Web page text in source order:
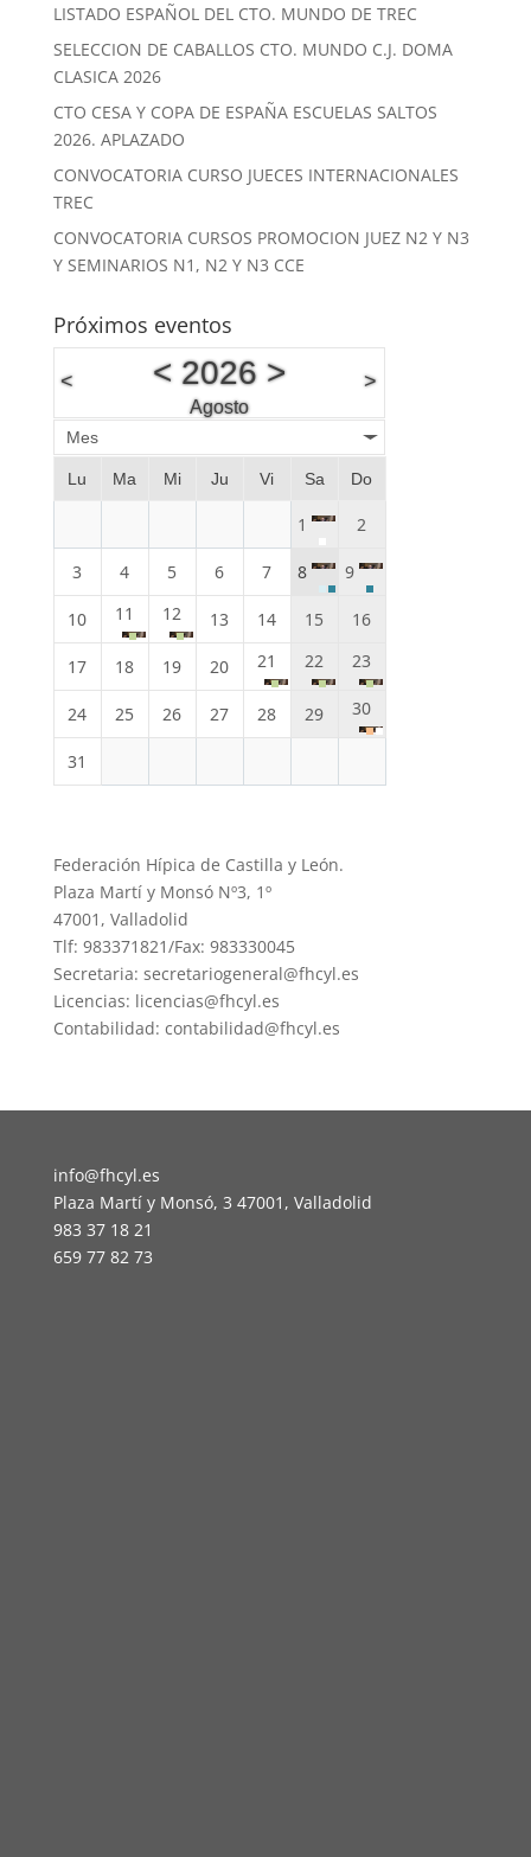
LISTADO ESPAÑOL DEL CTO. MUNDO DE TREC
SELECCION DE CABALLOS CTO. MUNDO C.J. DOMA
CLASICA 2026
CTO CESA Y COPA DE ESPAÑA ESCUELAS SALTOS
2026. APLAZADO
CONVOCATORIA CURSO JUECES INTERNACIONALES
TREC
CONVOCATORIA CURSOS PROMOCION JUEZ N2 Y N3
Y SEMINARIOS N1, N2 Y N3 CCE
Próximos eventos
< < 2026>
Agosto
>
Mes
Lu Ma Mi Ju Vi Sa Do
1 2
3 4 5 6 7 8 9
10 11 12 13 14 15 16
17 18 19 20 21 22 23
24 25 26 27 28 29 30
31
Federación Hípica de Castilla y León.
Plaza Martí y Monsó Nº3, 1º
47001, Valladolid
Tlf: 983371821/Fax: 983330045
Secretaria: secretariogeneral@fhcyl.es
Licencias: licencias@fhcyl.es
Contabilidad: contabilidad@fhcyl.es
info@fhcyl.es
Plaza Martí y Monsó, 3 47001, Valladolid
983 37 18 21
659 77 82 73